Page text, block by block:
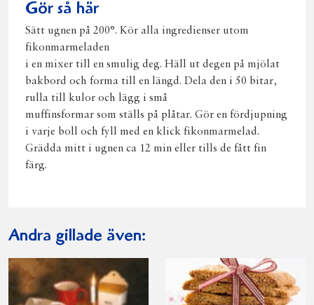
Gör så här
Sätt ugnen på 200°. Kör alla ingredienser utom
fikonmarmeladen
i en mixer till en smulig deg. Häll ut degen på mjölat
bakbord och forma till en längd. Dela den i 50 bitar,
rulla till kulor och lägg i små
muffinsformar som ställs på plåtar. Gör en fördjupning
i varje boll och fyll med en klick fikonmarmelad.
Grädda mitt i ugnen ca 12 min eller tills de fått fin
färg.
Andra gillade även: